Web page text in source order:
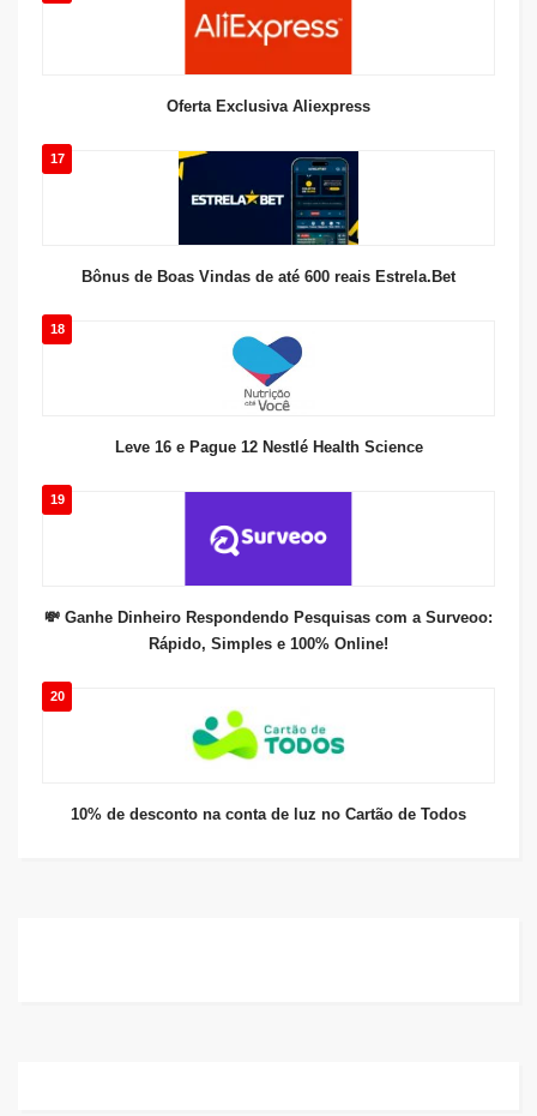
Oferta Exclusiva Aliexpress
17
Bônus de Boas Vindas de até 600 reais Estrela.Bet
18
Leve 16 e Pague 12 Nestlé Health Science
19
💸 Ganhe Dinheiro Respondendo Pesquisas com a Surveoo:
Rápido, Simples e 100% Online!
20
10% de desconto na conta de luz no Cartão de Todos